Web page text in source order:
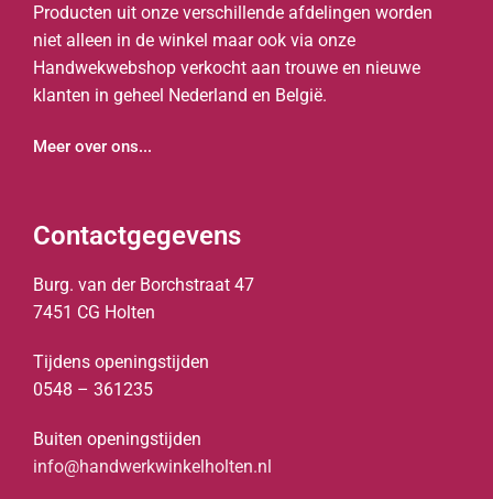
Producten uit onze verschillende afdelingen worden
niet alleen in de winkel maar ook via onze
Handwekwebshop verkocht aan trouwe en nieuwe
klanten in geheel Nederland en België.
Meer over ons...
Contactgegevens
Burg. van der Borchstraat 47
7451 CG Holten
Tijdens openingstijden
0548 – 361235
Buiten openingstijden
info@handwerkwinkelholten.nl